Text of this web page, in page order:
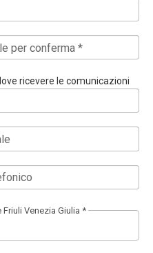
per conferma *
ricevere le comunicazioni
Venezia Giulia *